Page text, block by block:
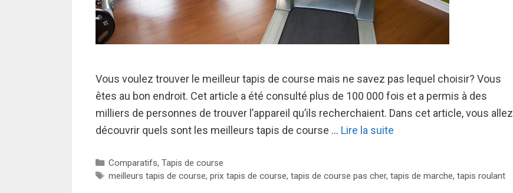
Vous voulez trouver le meilleur tapis de course mais ne savez pas lequel choisir? Vous
êtes au bon endroit. Cet article a été consulté plus de 100 000 fois et a permis à des
milliers de personnes de trouver l’appareil qu’ils recherchaient. Dans cet article, vous allez
découvrir quels sont les meilleurs tapis de course … Lire la suite
Catégories
Comparatifs,Tapis de course
Étiquettes
meilleurs tapis de course,prix tapis de course,tapis de course pas cher,tapis de marche,tapis roulant